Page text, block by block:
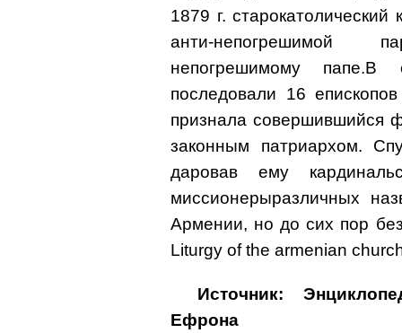
1879 г. старокатолический
анти-непогрешимой
непогрешимому
последовали 16
признала совершившийся
законным патриархом.
даровав ему
миссионерыразличных
Армении, но до сих пор
Liturgy of the armenian
Источник:
Ефрона